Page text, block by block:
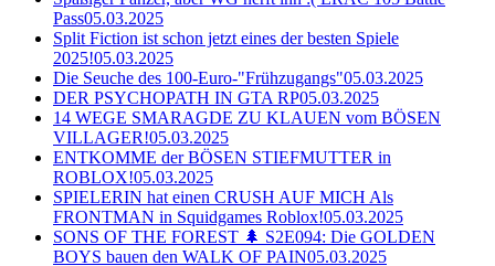
Pass05.03.2025
Split Fiction ist schon jetzt eines der besten Spiele
2025!05.03.2025
Die Seuche des 100-Euro-"Frühzugangs"05.03.2025
DER PSYCHOPATH IN GTA RP05.03.2025
14 WEGE SMARAGDE ZU KLAUEN vom BÖSEN
VILLAGER!05.03.2025
ENTKOMME der BÖSEN STIEFMUTTER in
ROBLOX!05.03.2025
SPIELERIN hat einen CRUSH AUF MICH Als
FRONTMAN in Squidgames Roblox!05.03.2025
SONS OF THE FOREST 🌲 S2E094: Die GOLDEN
BOYS bauen den WALK OF PAIN05.03.2025